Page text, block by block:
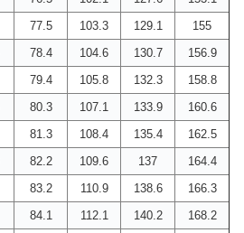
77.5 103.3 129.1
155
78.4 104.6 130.7
156.9
79.4 105.8 132.3
158.8
80.3 107.1 133.9
160.6
81.3 108.4 135.4
162.5
82.2 109.6 137
164.4
83.2 110.9 138.6
166.3
84.1 112.1 140.2
168.2